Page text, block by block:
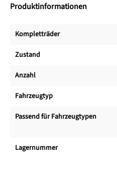
Produktinformationen
Kompletträder
Zustand
Anzahl
Fahrzeugtyp
Passend für Fahrzeugtypen
Lagernummer